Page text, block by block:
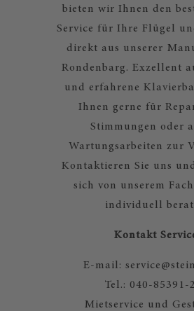
bieten wir Ihnen den
Service für Ihre Flügel
direkt aus unserer
Rondenbarg. Exzellent
und erfahrene
Ihnen gerne für
Stimmungen oder
Wartungsarbeiten zur
Kontaktieren Sie uns
sich von unserem
individuell
Kontakt
E-mail:
Tel.: 040-85391-
Mietservice und